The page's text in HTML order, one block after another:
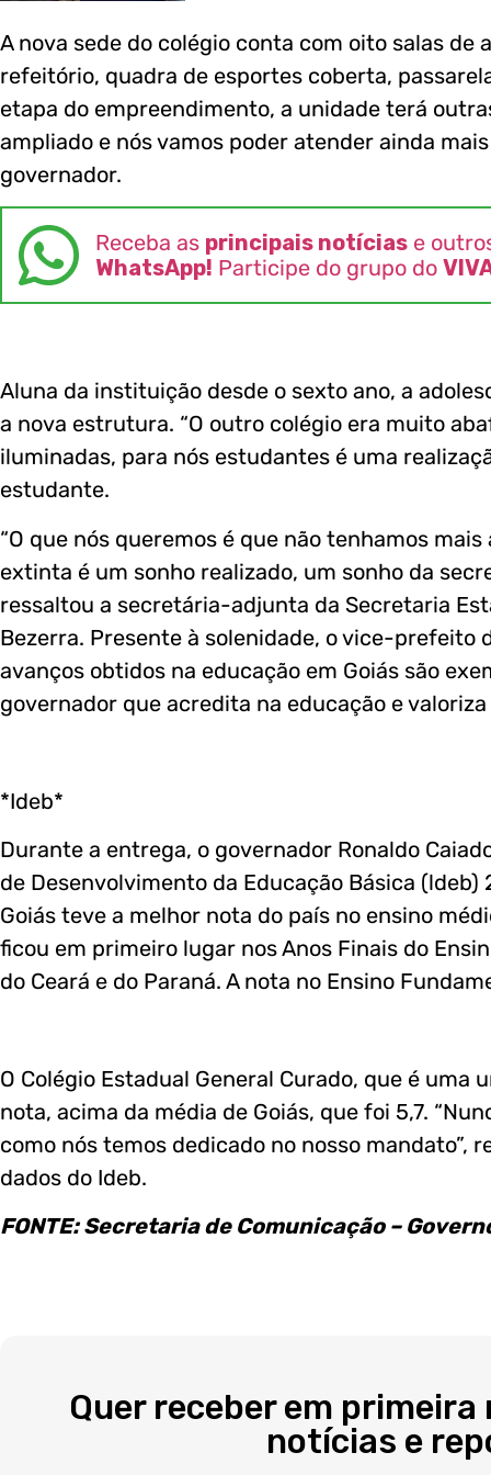
A nova sede do colégio conta com oito salas
refeitório, quadra de esportes coberta,
etapa do empreendimento, a unidade terá
ampliado e nós vamos poder atender ainda
governador.
Receba as principais notícias e
WhatsApp! Participe do grupo do
Aluna da instituição desde o sexto ano, a
a nova estrutura. “O outro colégio era muito
iluminadas, para nós estudantes é uma
estudante.
“O que nós queremos é que não tenhamos
extinta é um sonho realizado, um sonho da
ressaltou a secretária-adjunta da Secretaria
Bezerra. Presente à solenidade, o vice-prefeito
avanços obtidos na educação em Goiás são
governador que acredita na educação e
*Ideb*
Durante a entrega, o governador Ronaldo
de Desenvolvimento da Educação Básica
Goiás teve a melhor nota do país no ensino
ficou em primeiro lugar nos Anos Finais do
do Ceará e do Paraná. A nota no Ensino
O Colégio Estadual General Curado, que é
nota, acima da média de Goiás, que foi 5,7.
como nós temos dedicado no nosso mandato”,
dados do Ideb.
FONTE: Secretaria de Comunicação –
Quer receber em
notícias e